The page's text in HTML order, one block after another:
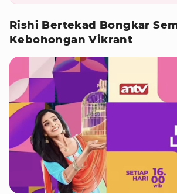
Rishi Bertekad Bongkar
Kebohongan Vikrant